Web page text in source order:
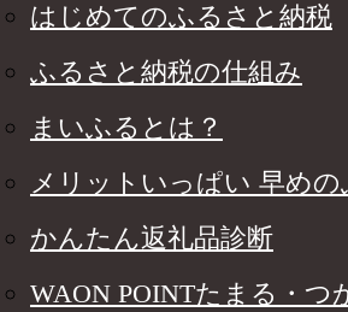
はじめてのふるさと納税
ふるさと納税の仕組み
まいふるとは？
メリットいっぱい 早め
かんたん返礼品診断
WAON POINTたまる・つ